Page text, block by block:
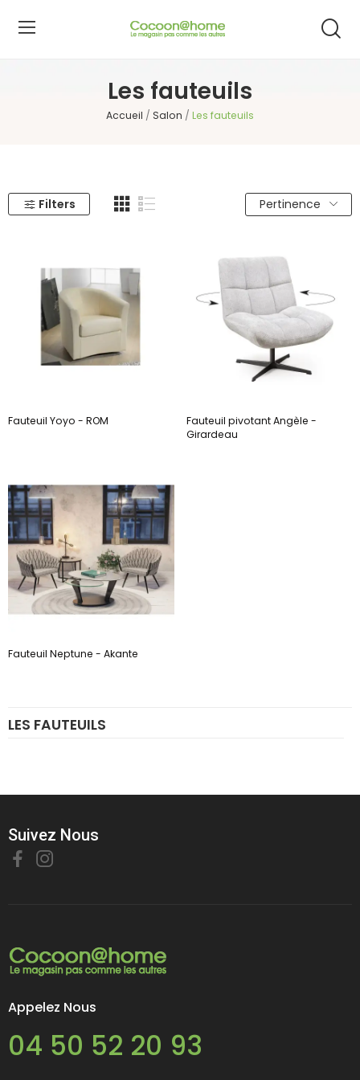
Les fauteuils
Accueil Salon Les fauteuils
LES FAUTEUILS
Filters Pertinence
Fauteuil Yoyo - ROM
Fauteuil pivotant Angèle -
Girardeau
Fauteuil Neptune - Akante
Suivez Nous
Appelez Nous
04 50 52 20 93